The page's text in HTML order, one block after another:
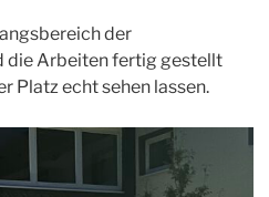
der
die Arbeiten fertig gestellt
Platz echt sehen lassen.